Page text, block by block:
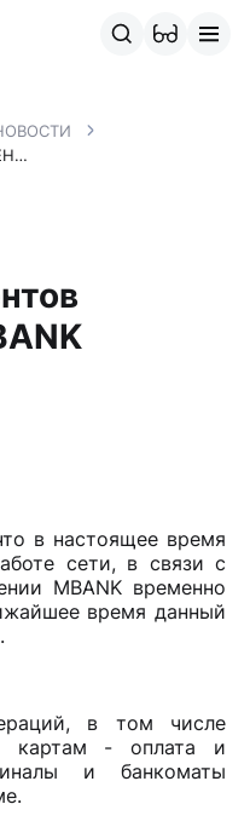
ВНИМАНИЮ КЛИЕНТОВ ПРИЛОЖЕНИЯ MBANK
в настоящее время
сети, в связи с
MBANK временно
время данный
в том числе
картам - оплата и
и банкоматы